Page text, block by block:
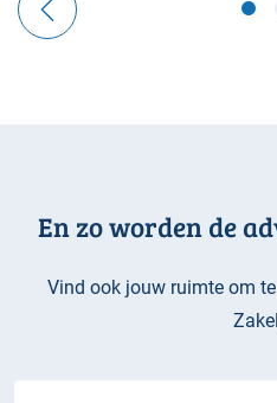
En zo worden de
Vind ook jouw ruimte om